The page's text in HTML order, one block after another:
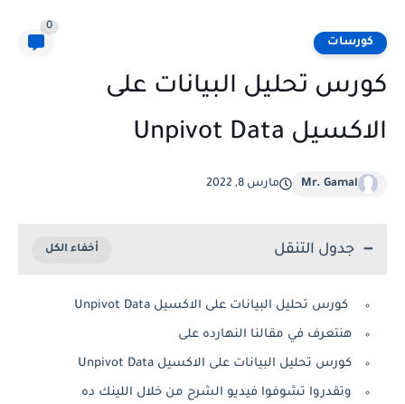
كورسات
0
كورس تحليل البيانات على
الاكسيل Unpivot Data
Mr. Gamal مارس 8, 2022
جدول التنقل
كورس تحليل البيانات على الاكسيل Unpivot Data
هنتعرف في مقالنا النهارده على
كورس تحليل البيانات على الاكسيل Unpivot Data
وتقدروا تشوفوا فيديو الشرح من خلال اللينك ده